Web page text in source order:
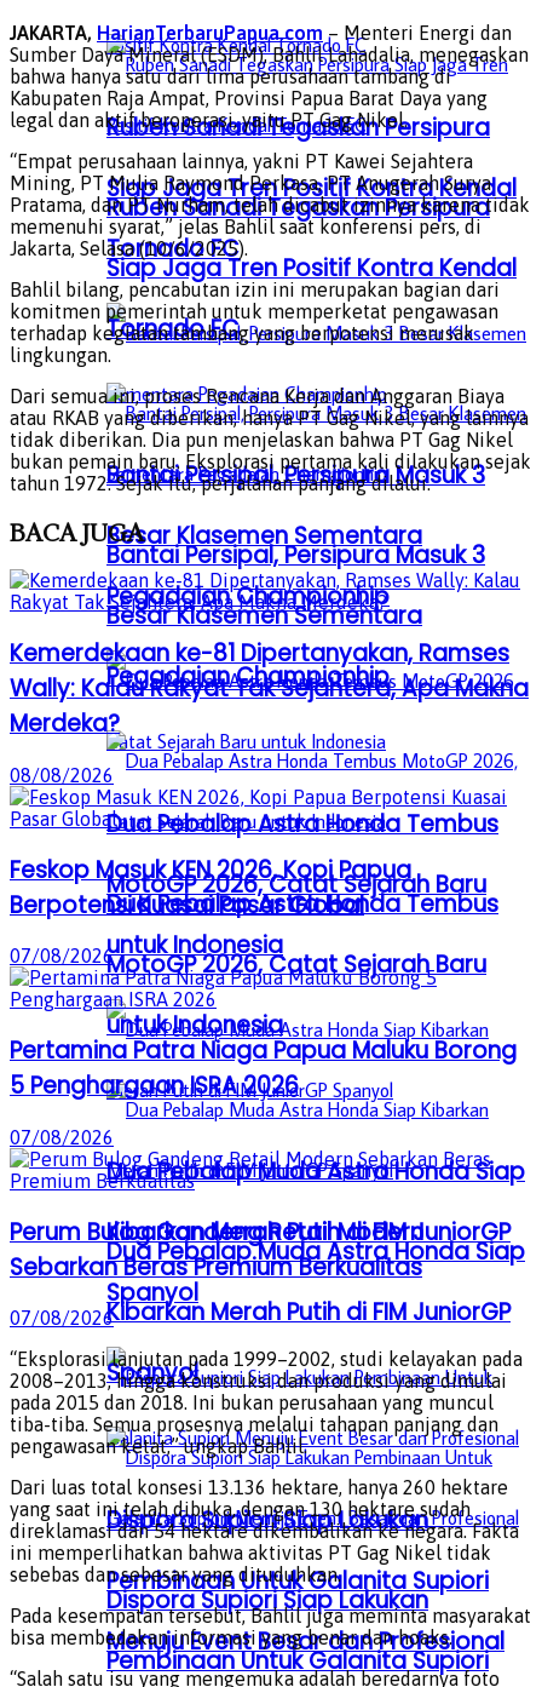
Ruben Sanadi Tegaskan Persipura
Siap Jaga Tren Positif Kontra Kendal
Tornado FC
Bantai Persipal, Persipura Masuk 3
Besar Klasemen Sementara
Pegadaian Championhip
Dua Pebalap Astra Honda Tembus
MotoGP 2026, Catat Sejarah Baru
untuk Indonesia
Dua Pebalap Muda Astra Honda Siap
Kibarkan Merah Putih di FIM JuniorGP
Spanyol
Dispora Supiori Siap Lakukan
Pembinaan Untuk Galanita Supiori
Menuju Event Besar dan Profesional
Ruben Sanadi Tegaskan Persipura
Siap Jaga Tren Positif Kontra Kendal
Tornado FC
Bantai Persipal, Persipura Masuk 3
Besar Klasemen Sementara
Pegadaian Championhip
Dua Pebalap Astra Honda Tembus
MotoGP 2026, Catat Sejarah Baru
untuk Indonesia
Dua Pebalap Muda Astra Honda Siap
Kibarkan Merah Putih di FIM JuniorGP
Spanyol
Dispora Supiori Siap Lakukan
Pembinaan Untuk Galanita Supiori
JAKARTA, HarianTerbaruPapua.com – Menteri Energi dan
Sumber Daya Mineral (ESDM), Bahlil Lahadalia, menegaskan
bahwa hanya satu dari lima perusahaan tambang di
Kabupaten Raja Ampat, Provinsi Papua Barat Daya yang
legal dan aktif beroperasi, yaitu PT Gag Nikel.
“Empat perusahaan lainnya, yakni PT Kawei Sejahtera
Mining, PT Mulia Raymond Perkasa, PT Anugerah Surya
Pratama, dan PT Nurham, telah dicabut izinnya karena tidak
memenuhi syarat,” jelas Bahlil saat konferensi pers, di
Jakarta, Selasa (10/6/2025).
Bahlil bilang, pencabutan izin ini merupakan bagian dari
komitmen pemerintah untuk memperketat pengawasan
terhadap kegiatan tambang yang berpotensi merusak
lingkungan.
Dari semua ini, proses Rencana Kerja dan Anggaran Biaya
atau RKAB yang diberikan, hanya PT Gag Nikel, yang lainnya
tidak diberikan. Dia pun menjelaskan bahwa PT Gag Nikel
bukan pemain baru. Eksplorasi pertama kali dilakukan sejak
tahun 1972. Sejak itu, perjalanan panjang dilalui.
BACAJUGA
Kemerdekaan ke-81 Dipertanyakan, Ramses
Wally: Kalau Rakyat Tak Sejahtera, Apa Makna
Merdeka?
08/08/2026
Feskop Masuk KEN 2026, Kopi Papua
Berpotensi Kuasai Pasar Global
07/08/2026
Pertamina Patra Niaga Papua Maluku Borong
5 Penghargaan ISRA 2026
07/08/2026
Perum Bulog Gandeng Retail Modern
Sebarkan Beras Premium Berkualitas
07/08/2026
“Eksplorasi lanjutan pada 1999–2002, studi kelayakan pada
2008–2013, hingga konstruksi dan produksi yang dimulai
pada 2015 dan 2018. Ini bukan perusahaan yang muncul
tiba-tiba. Semua prosesnya melalui tahapan panjang dan
pengawasan ketat,” ungkap Bahlil.
Dari luas total konsesi 13.136 hektare, hanya 260 hektare
yang saat ini telah dibuka, dengan 130 hektare sudah
direklamasi dan 54 hektare dikembalikan ke negara. Fakta
ini memperlihatkan bahwa aktivitas PT Gag Nikel tidak
sebebas dan sebesar yang dituduhkan.
Pada kesempatan tersebut, Bahlil juga meminta masyarakat
bisa membedakan informasi yang benar dan hoaks.
“Salah satu isu yang mengemuka adalah beredarnya foto